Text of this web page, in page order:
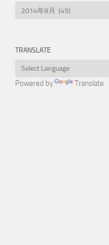
Archive
TRANSLATE
Powered by Translate